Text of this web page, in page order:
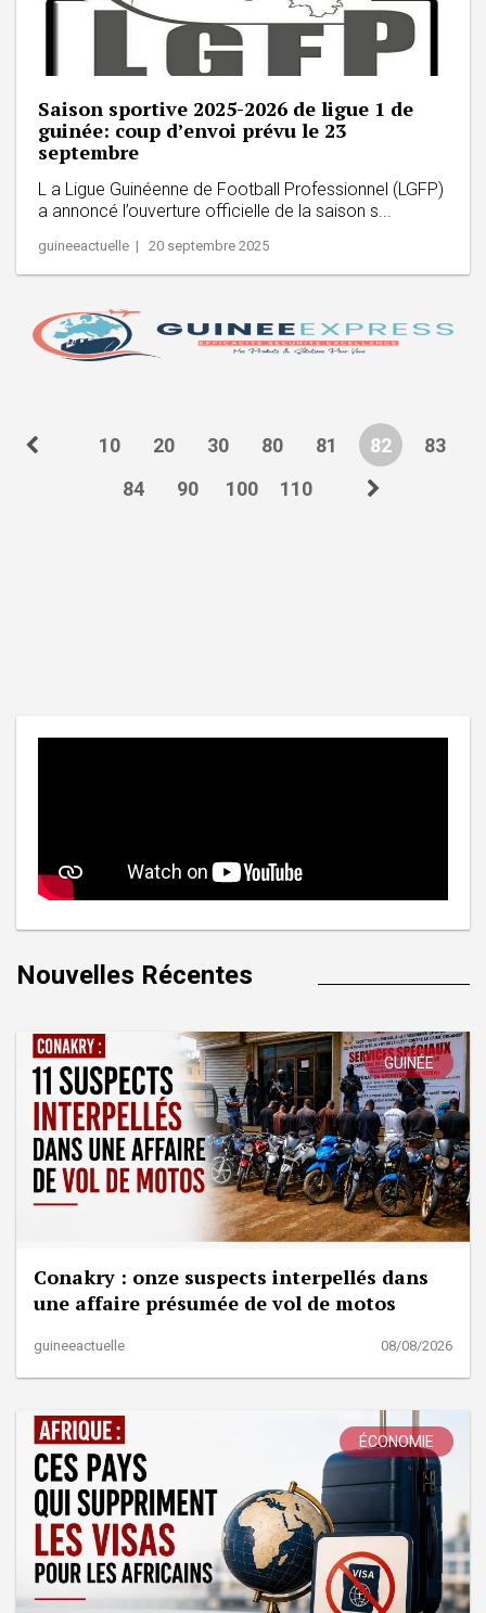
Saison sportive 2025-2026 de ligue 1 de
guinée: coup d’envoi prévu le 23
septembre
L a Ligue Guinéenne de Football Professionnel (LGFP)
a annoncé l’ouverture officielle de la saison s...
guineeactuelle | 20 septembre 2025
10 20 30 80 81 82
83
84
90 100 110
Nouvelles Récentes
GUINÉE
Conakry : onze suspects interpellés dans
une affaire présumée de vol de motos
guineeactuelle 08/08/2026
ÉCONOMIE